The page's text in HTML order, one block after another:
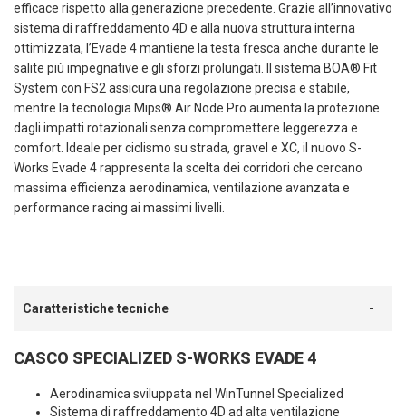
efficace rispetto alla generazione precedente. Grazie all’innovativo
sistema di raffreddamento 4D e alla nuova struttura interna
ottimizzata, l’Evade 4 mantiene la testa fresca anche durante le
salite più impegnative e gli sforzi prolungati. Il sistema BOA® Fit
System con FS2 assicura una regolazione precisa e stabile,
mentre la tecnologia Mips® Air Node Pro aumenta la protezione
dagli impatti rotazionali senza compromettere leggerezza e
comfort. Ideale per ciclismo su strada, gravel e XC, il nuovo S-
Works Evade 4 rappresenta la scelta dei corridori che cercano
massima efficienza aerodinamica, ventilazione avanzata e
performance racing ai massimi livelli.
Caratteristiche tecniche
CASCO SPECIALIZED S-WORKS EVADE 4
Aerodinamica sviluppata nel WinTunnel Specialized
Sistema di raffreddamento 4D ad alta ventilazione